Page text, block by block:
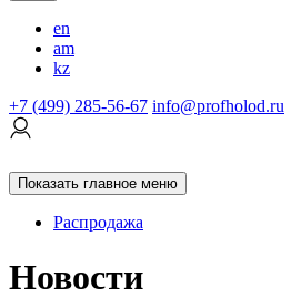
en
am
kz
+7 (499) 285-56-67 info@profholod.ru
Показать главное меню
Распродажа
Новости